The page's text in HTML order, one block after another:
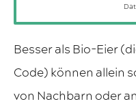
Besser als Bio-Eier
Code) können allein
von Nachbarn oder